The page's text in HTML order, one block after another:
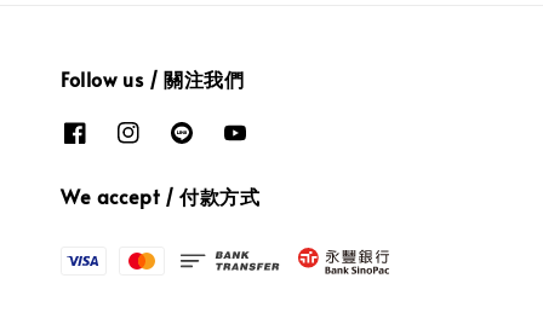
Follow us / 關注我們
We accept / 付款方式